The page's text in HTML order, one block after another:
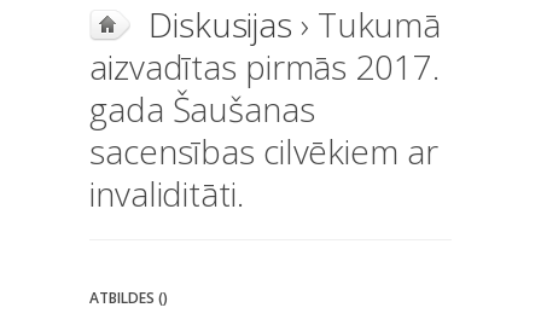
Diskusijas › Tukumā
aizvadītas pirmās 2017.
gada Šaušanas
sacensības cilvēkiem ar
invaliditāti.
ATBILDES ()